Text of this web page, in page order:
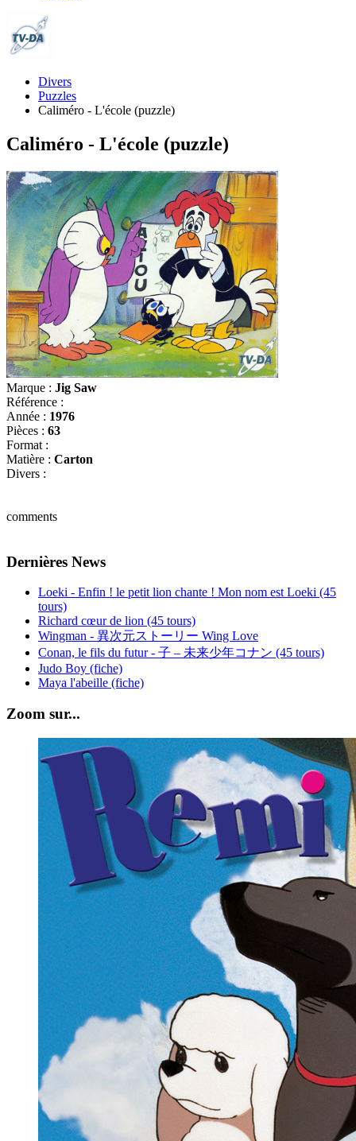
Divers
Puzzles
Caliméro - L'école (puzzle)
Caliméro - L'école (puzzle)
Marque : Jig Saw
Référence :
Année : 1976
Pièces : 63
Format :
Matière : Carton
Divers :
comments
Dernières News
Loeki - Enfin ! le petit lion chante ! Mon nom est Loeki (45
tours)
Richard cœur de lion (45 tours)
Wingman - 異次元ストーリー Wing Love
Conan, le fils du futur - 子 – 未来少年コナン (45 tours)
Judo Boy (fiche)
Maya l'abeille (fiche)
Zoom sur...